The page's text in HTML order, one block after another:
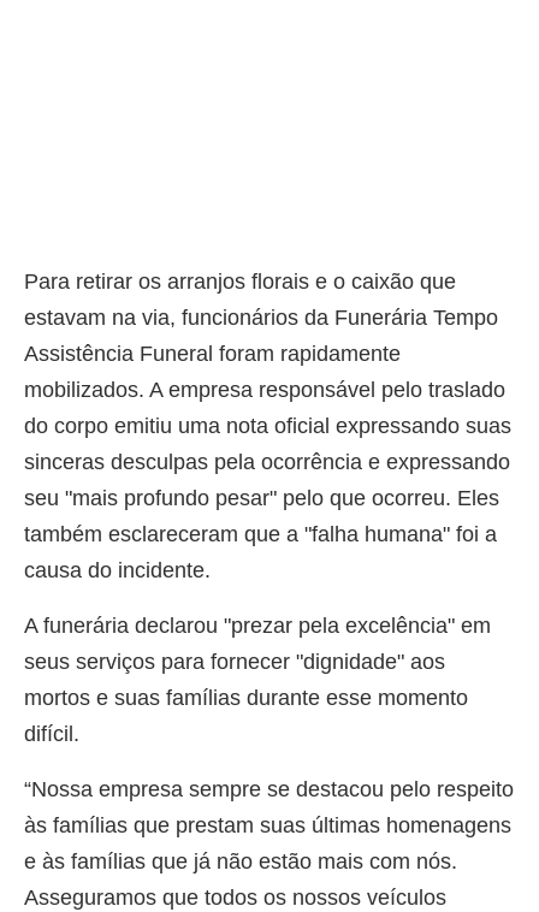
Para retirar os arranjos florais e o caixão que
estavam na via, funcionários da Funerária Tempo
Assistência Funeral foram rapidamente
mobilizados. A empresa responsável pelo traslado
do corpo emitiu uma nota oficial expressando suas
sinceras desculpas pela ocorrência e expressando
seu "mais profundo pesar" pelo que ocorreu. Eles
também esclareceram que a "falha humana" foi a
causa do incidente.
A funerária declarou "prezar pela excelência" em
seus serviços para fornecer "dignidade" aos
mortos e suas famílias durante esse momento
difícil.
“Nossa empresa sempre se destacou pelo respeito
às famílias que prestam suas últimas homenagens
e às famílias que já não estão mais com nós.
Asseguramos que todos os nossos veículos